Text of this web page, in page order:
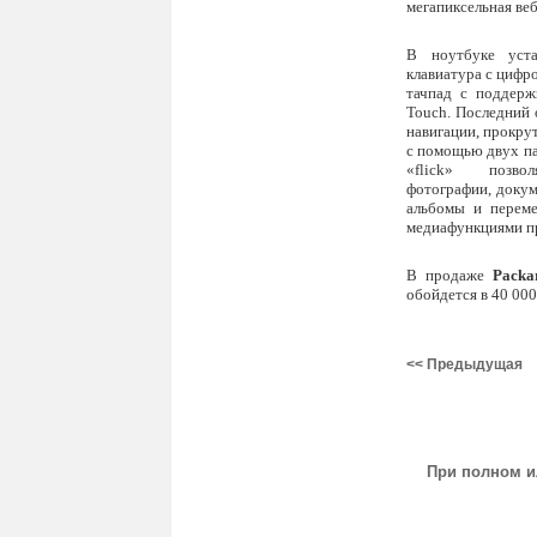
мегапиксельная
В ноутбуке
клавиатура с
тачпад с
Touch. Последний
навигации,
с помощью двух
«flick»
фотографии,
альбомы и
медиафункциями
В продаже
обойдется в 40
<< Предыдущая
При полном